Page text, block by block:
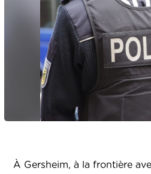
À Gersheim, à la frontière